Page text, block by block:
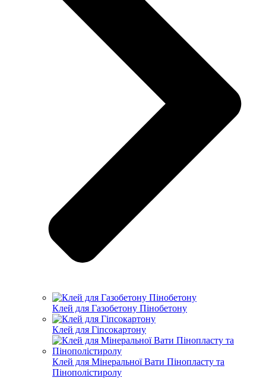
Клей для Газобетону Пінобетону
Клей для Гіпсокартону
Клей для Мінеральної Вати Пінопласту та
Пінополістиролу